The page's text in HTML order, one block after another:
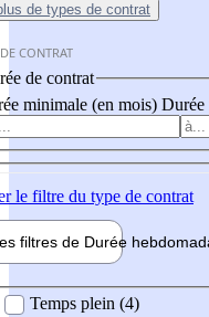
de types de contrat
CONTRAT
de contrat
minimale (en mois) Durée
le filtre du type de contrat
filtres de Durée hebdo
Temps plein (4)